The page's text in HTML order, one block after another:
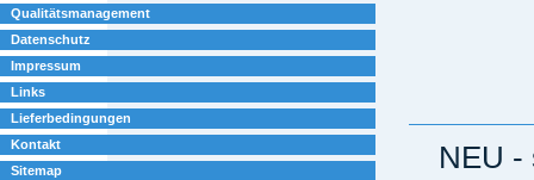
Qualitätsmanagement
Datenschutz
Impressum
Links
Lieferbedingungen
Kontakt
Sitemap
NEU -